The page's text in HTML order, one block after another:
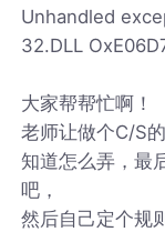
Unhandled
32.DLL
大家帮帮忙啊！
老师让做个C/S
知道怎么弄，最
吧，
然后自己定个规